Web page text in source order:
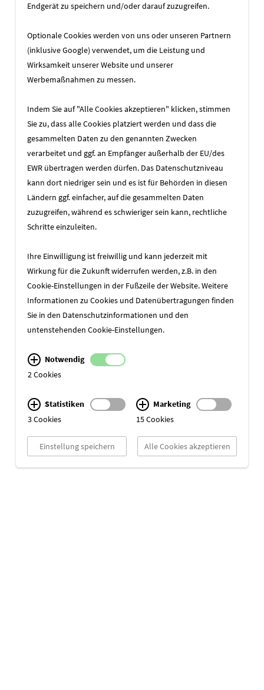
sfb
Entwickler
dm
Entwickler
Endgerät zu speichern und/oder darauf zuzugreifen.
Optionale Cookies werden von uns oder unseren Partnern
(inklusive Google) verwendet, um die Leistung und
Wirksamkeit unserer Website und unserer
Werbemaßnahmen zu messen.
Indem Sie auf "Alle Cookies akzeptieren" klicken, stimmen
Sie zu, dass alle Cookies platziert werden und dass die
gesammelten Daten zu den genannten Zwecken
verarbeitet und ggf. an Empfänger außerhalb der EU/des
EWR übertragen werden dürfen. Das Datenschutzniveau
kann dort niedriger sein und es ist für Behörden in diesen
Ländern ggf. einfacher, auf die gesammelten Daten
zuzugreifen, während es schwieriger sein kann, rechtliche
Schritte einzuleiten.
Ihre Einwilligung ist freiwillig und kann jederzeit mit
Wirkung für die Zukunft widerrufen werden, z.B. in den
Cookie-Einstellungen in der Fußzeile der Website. Weitere
Informationen zu Cookies und Datenübertragungen finden
Sie in den Datenschutzinformationen und den
untenstehenden Cookie-Einstellungen.
Notwendig
2 Cookies
Statistiken
3 Cookies
Marketing
15 Cookies
Einstellung speichern Alle Cookies akzeptieren